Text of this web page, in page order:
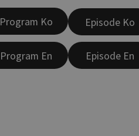
Program Ko
Program En
Episode Ko
Episode En